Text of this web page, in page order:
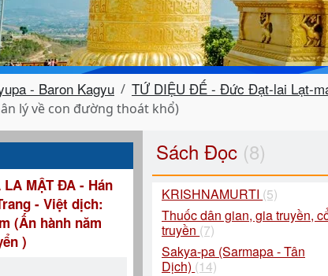
- Baron Kagyu TỨ DIỆU ĐẾ - Đức Đạt-lai Lạt-
lý về con đường thoát khổ)
MẬT ĐA - Hán
- Việt dịch:
(Ấn hành năm
)
Sách Đọc (8)
KRISHNAMURTI (5)
Thuốc dân gian, gia truyền,
truyền (7)
Sakya-pa (Sarmapa - Tân
Dịch) (14)